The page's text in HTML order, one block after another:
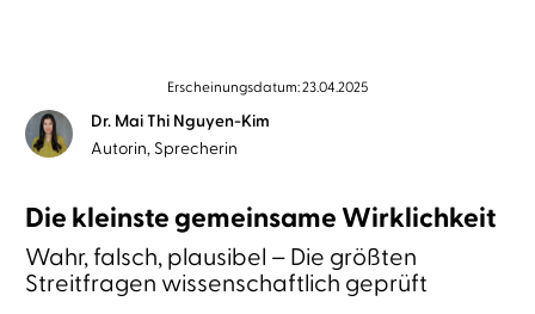
Erscheinungsdatum: 23.04.2025
Dr. Mai Thi Nguyen-Kim
Autorin, Sprecherin
Die kleinste gemeinsame Wirklichkeit
Wahr, falsch, plausibel – Die größten
Streitfragen wissenschaftlich geprüft